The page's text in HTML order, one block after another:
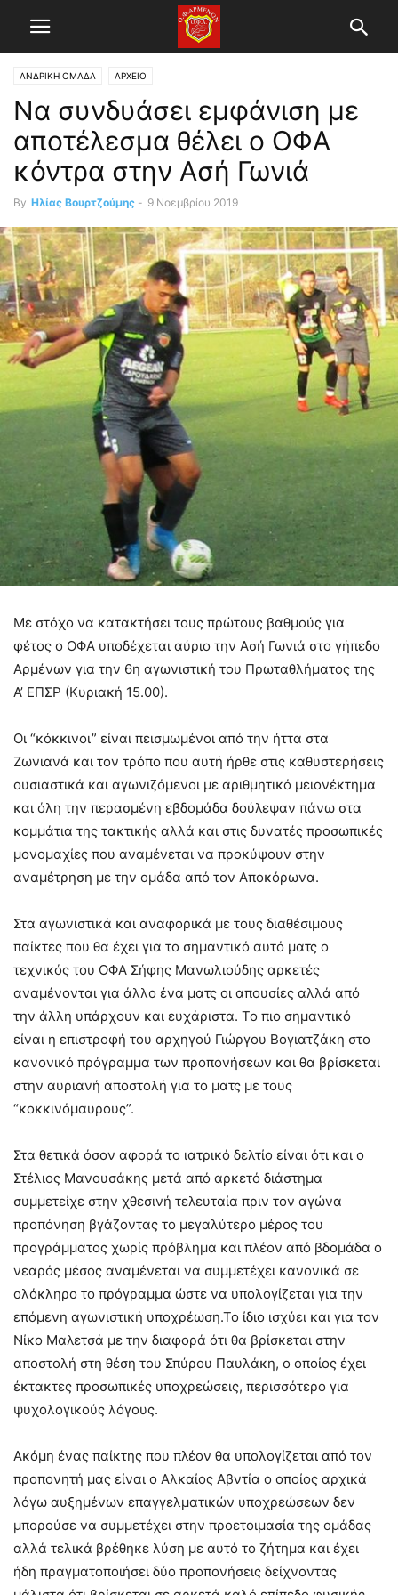
ΑΝΔΡΙΚΗ ΟΜΑΔΑ ΑΡΧΕΙΟ
Να συνδυάσει εμφάνιση με
αποτέλεσμα θέλει ο ΟΦΑ
κόντρα στην Ασή Γωνιά
By Ηλίας Βουρτζούμης - 9 Νοεμβρίου 2019
Με στόχο να κατακτήσει τους πρώτους βαθμούς για
φέτος ο ΟΦΑ υποδέχεται αύριο την Ασή Γωνιά στο γήπεδο
Αρμένων για την 6η αγωνιστική του Πρωταθλήματος της
Α’ ΕΠΣΡ (Κυριακή 15.00).
Οι “κόκκινοι” είναι πεισμωμένοι από την ήττα στα
Ζωνιανά και τον τρόπο που αυτή ήρθε στις καθυστερήσεις
ουσιαστικά και αγωνιζόμενοι με αριθμητικό μειονέκτημα
και όλη την περασμένη εβδομάδα δούλεψαν πάνω στα
κομμάτια της τακτικής αλλά και στις δυνατές προσωπικές
μονομαχίες που αναμένεται να προκύψουν στην
αναμέτρηση με την ομάδα από τον Αποκόρωνα.
Στα αγωνιστικά και αναφορικά με τους διαθέσιμους
παίκτες που θα έχει για το σημαντικό αυτό ματς ο
τεχνικός του ΟΦΑ Σήφης Μανωλιούδης αρκετές
αναμένονται για άλλο ένα ματς οι απουσίες αλλά από
την άλλη υπάρχουν και ευχάριστα. Το πιο σημαντικό
είναι η επιστροφή του αρχηγού Γιώργου Βογιατζάκη στο
κανονικό πρόγραμμα των προπονήσεων και θα βρίσκεται
στην αυριανή αποστολή για το ματς με τους
“κοκκινόμαυρους”.
Στα θετικά όσον αφορά το ιατρικό δελτίο είναι ότι και ο
Στέλιος Μανουσάκης μετά από αρκετό διάστημα
συμμετείχε στην χθεσινή τελευταία πριν τον αγώνα
προπόνηση βγάζοντας το μεγαλύτερο μέρος του
προγράμματος χωρίς πρόβλημα και πλέον από βδομάδα ο
νεαρός μέσος αναμένεται να συμμετέχει κανονικά σε
ολόκληρο το πρόγραμμα ώστε να υπολογίζεται για την
επόμενη αγωνιστική υποχρέωση.Το ίδιο ισχύει και για τον
Νίκο Μαλετσά με την διαφορά ότι θα βρίσκεται στην
αποστολή στη θέση του Σπύρου Παυλάκη, ο οποίος έχει
έκτακτες προσωπικές υποχρεώσεις, περισσότερο για
ψυχολογικούς λόγους.
Ακόμη ένας παίκτης που πλέον θα υπολογίζεται από τον
προπονητή μας είναι ο Αλκαίος Αβντία ο οποίος αρχικά
λόγω αυξημένων επαγγελματικών υποχρεώσεων δεν
μπορούσε να συμμετέχει στην προετοιμασία της ομάδας
αλλά τελικά βρέθηκε λύση με αυτό το ζήτημα και έχει
ήδη πραγματοποιήσει δύο προπονήσεις δείχνοντας